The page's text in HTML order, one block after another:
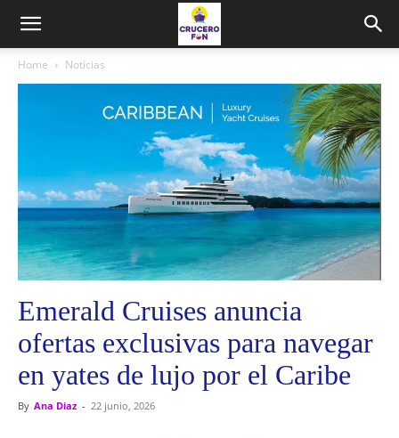
Home Noticias
Emerald Cruises anuncia
ofertas exclusivas para navegar
en yates de lujo por el Caribe
By Ana Diaz - 22 junio, 2026